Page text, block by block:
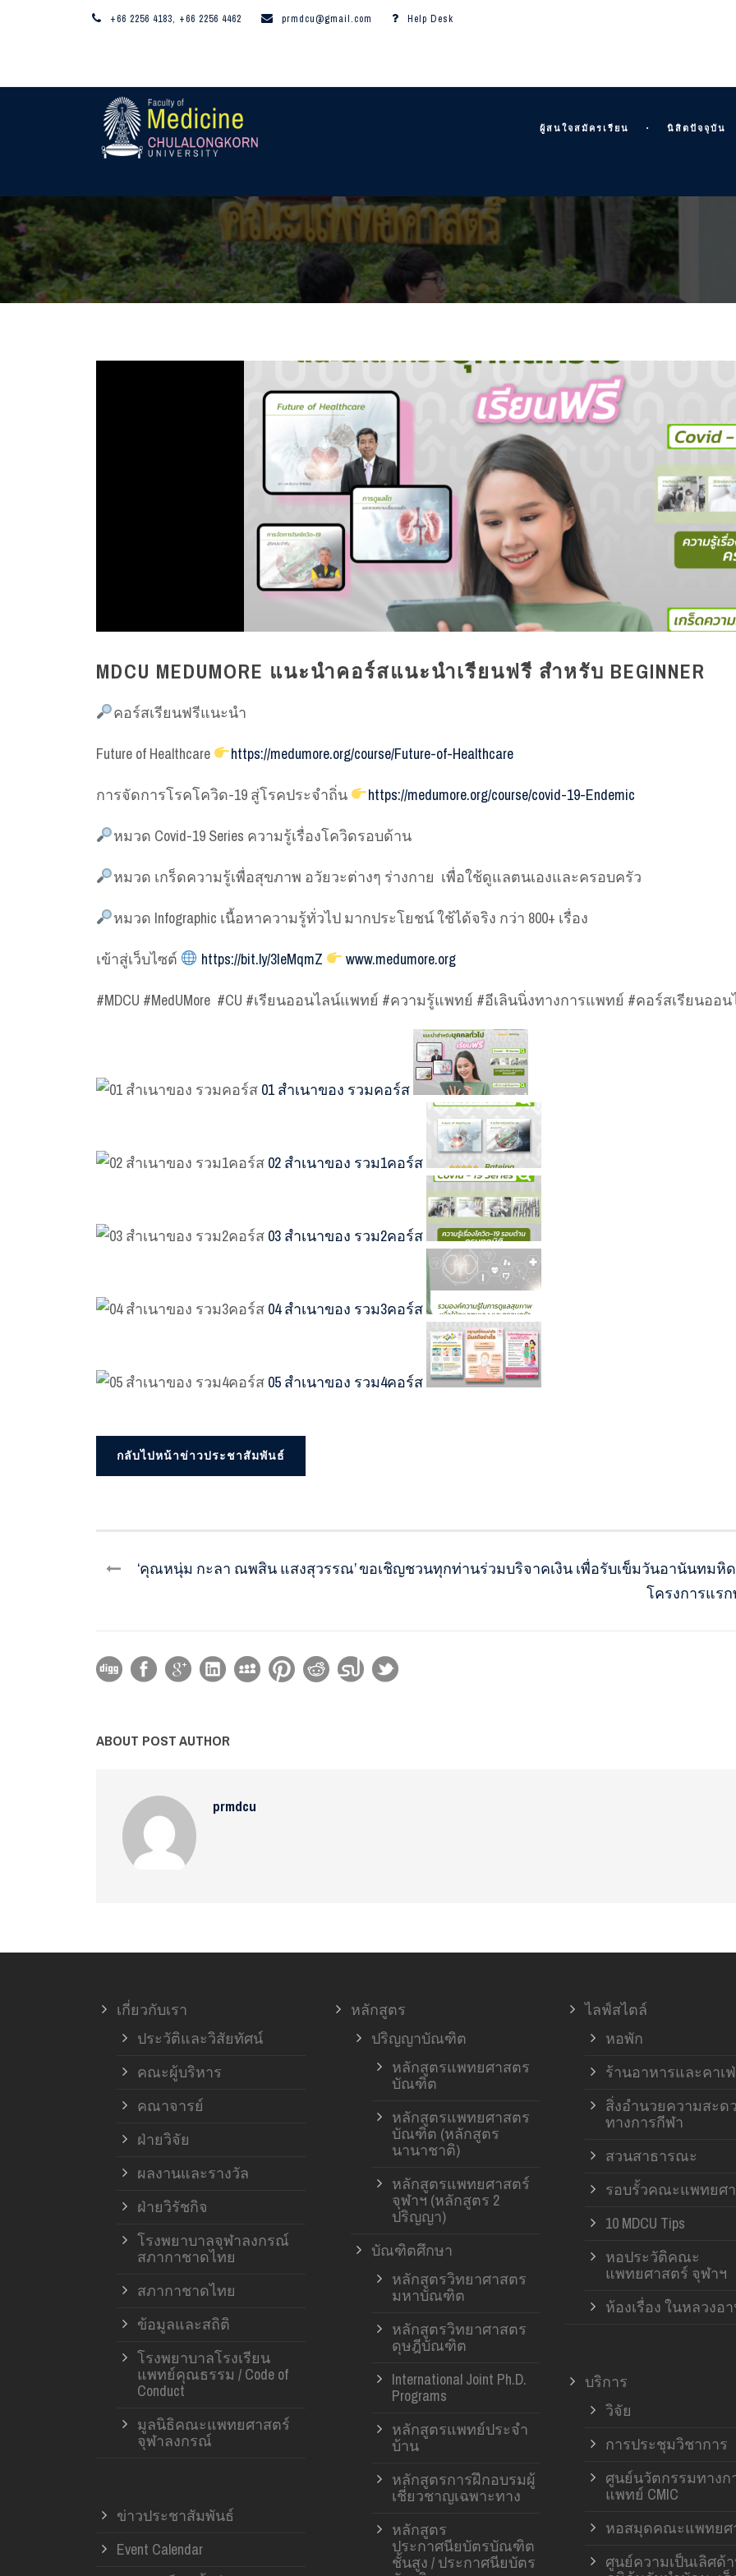
+66 2256 4183, +66 2256 4462 prmdcu@gmail.com Help Desk
ผู้สนใจสมัครเรียน นิสิตปัจจุบัน
MDCU MEDUMORE แนะนำคอร์สแนะนำเรียนฟรี สำหรับ BEGINNER
คอร์สเรียนฟรีแนะนำ
Future of Healthcare
https://medumore.org/course/Future-of-Healthcare
การจัดการโรคโควิด-19 สู่โรคประจำถิ่น
https://medumore.org/course/covid-19-Endemic
หมวด Covid-19 Series ความรู้เรื่องโควิดรอบด้าน
หมวด เกร็ดความรู้เพื่อสุขภาพ อวัยวะต่างๆ ร่างกาย เพื่อใช้ดูแลตนเองและครอบครัว
หมวด Infographic เนื้อหาความรู้ทั่วไป มากประโยชน์ ใช้ได้จริง กว่า 800+ เรื่อง
เข้าสู่เว็บไซต์
https://bit.ly/3IeMqmZ
www.medumore.org
#MDCU #MedUMore #CU #เรียนออนไลน์แพทย์ #ความรู้แพทย์ #อีเลินนิ่งทางการแพทย์ #คอร์สเรียนออน
01 สำเนาของ รวมคอร์ส
02 สำเนาของ รวม1คอร์ส
03 สำเนาของ รวม2คอร์ส
04 สำเนาของ รวม3คอร์ส
05 สำเนาของ รวม4คอร์ส
กลับไปหน้าข่าวประชาสัมพันธ์
‘คุณหนุ่ม กะลา ณพสิน แสงสุวรรณ’ ขอเชิญชวนทุกท่านร่วมบริจาคเงิน เพื่อรับเข็มวันอานันทมหิด
โครงการแร
ABOUT POST AUTHOR
prmdcu
เกี่ยวกับเรา
ประวัติและวิสัยทัศน์
คณะผู้บริหาร
คณาจารย์
ฝ่ายวิจัย
ผลงานและรางวัล
ฝ่ายวิรัชกิจ
โรงพยาบาลจุฬาลงกรณ์
สภากาชาดไทย
สภากาชาดไทย
ข้อมูลและสถิติ
โรงพยาบาลโรงเรียน
แพทย์คุณธรรม / Code of
Conduct
มูลนิธิคณะแพทยศาสตร์
จุฬาลงกรณ์
ข่าวประชาสัมพันธ์
Event Calendar
หลักสูตร
ปริญญาบัณฑิต
หลักสูตรแพทยศาสตร
บัณฑิต
หลักสูตรแพทยศาสตร
บัณฑิต (หลักสูตร
นานาชาติ)
หลักสูตรแพทยศาสตร์
จุฬาฯ (หลักสูตร 2
ปริญญา)
บัณฑิตศึกษา
หลักสูตรวิทยาศาสตร
มหาบัณฑิต
หลักสูตรวิทยาศาสตร
ดุษฎีบัณฑิต
International Joint Ph.D.
Programs
หลักสูตรแพทย์ประจำ
บ้าน
หลักสูตรการฝึกอบรมผู้
เชี่ยวชาญเฉพาะทาง
หลักสูตร
ประกาศนียบัตรบัณฑิต
ชั้นสูง / ประกาศนียบัตร
ไลฟ์สไตล์
หอพัก
ร้านอาหารและคาเฟ่
สิ่งอำนวยความสะด
ทางการกีฬา
สวนสาธารณะ
รอบรั้วคณะแพทยศ
10 MDCU Tips
หอประวัติคณะ
แพทยศาสตร์ จุฬาฯ
ห้องเรื่อง ในหลวงอ
บริการ
วิจัย
การประชุมวิชาการ
ศูนย์นวัตกรรมทางก
แพทย์ CMIC
หอสมุดคณะแพทยศ
ศูนย์ความเป็นเลิศด้